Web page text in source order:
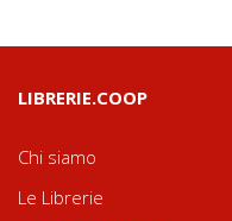
LIBRERIE.COOP
Chi siamo
Le Librerie